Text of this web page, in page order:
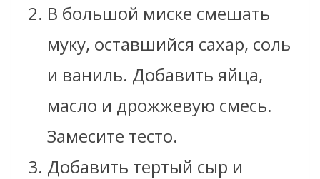
В большой миске смешать
муку, оставшийся сахар, соль
и ваниль. Добавить яйца,
масло и дрожжевую смесь.
Замесите тесто.
Добавить тертый сыр и